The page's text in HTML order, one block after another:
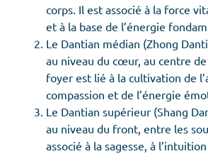
corps. Il est associé à la force
et à la base de l’énergie
Le Dantian médian (Zhong
au niveau du cœur, au centre
foyer est lié à la cultivation de
compassion et de l’énergie
Le Dantian supérieur (Shang
au niveau du front, entre les
associé à la sagesse, à